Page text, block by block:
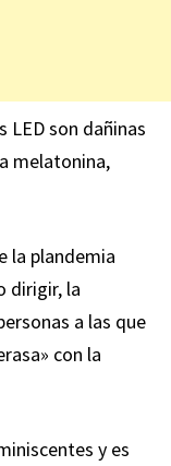
LED son dañinas
melatonina,
la plandemia
dirigir, la
a las que
con la
y es